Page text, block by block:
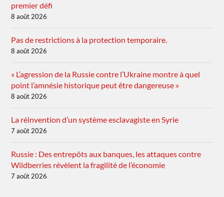
premier défi
8 août 2026
Pas de restrictions à la protection temporaire.
8 août 2026
« L’agression de la Russie contre l’Ukraine montre à quel
point l’amnésie historique peut être dangereuse »
8 août 2026
La réinvention d’un système esclavagiste en Syrie
7 août 2026
Russie : Des entrepôts aux banques, les attaques contre
Wildberries révèlent la fragilité de l’économie
7 août 2026